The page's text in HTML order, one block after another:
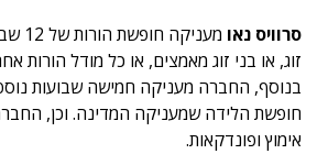
סרוויס נאו
זוג, או בני זוג מאמצים, או כל מודל הורות
בנוסף, החברה מעניקה חמישה שבועות
חופשת הלידה שמעניקה המדינה. וכן,
אימוץ ופונדקאות.